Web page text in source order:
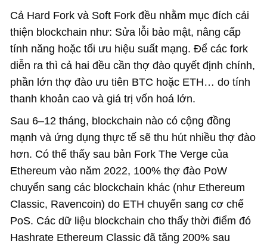
Cả Hard Fork và Soft Fork đều nhằm mục đích cải
thiện blockchain như: Sửa lỗi bảo mật, nâng cấp
tính năng hoặc tối ưu hiệu suất mạng. Để các fork
diễn ra thì cả hai đều cần thợ đào quyết định chính,
phần lớn thợ đào ưu tiên BTC hoặc ETH… do tính
thanh khoản cao và giá trị vốn hoá lớn.
Sau 6–12 tháng, blockchain nào có cộng đồng
mạnh và ứng dụng thực tế sẽ thu hút nhiều thợ đào
hơn. Có thể thấy sau bản Fork The Verge của
Ethereum vào năm 2022, 100% thợ đào PoW
chuyển sang các blockchain khác (như Ethereum
Classic, Ravencoin) do ETH chuyển sang cơ chế
PoS. Các dữ liệu blockchain cho thấy thời điểm đó
Hashrate Ethereum Classic đã tăng 200% sau